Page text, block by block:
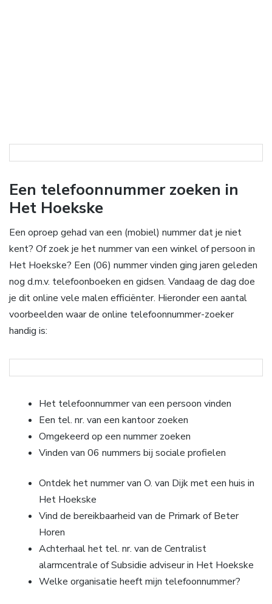
Een telefoonnummer zoeken in
Het Hoekske
Een oproep gehad van een (mobiel) nummer dat je niet
kent? Of zoek je het nummer van een winkel of persoon in
Het Hoekske? Een (06) nummer vinden ging jaren geleden
nog d.m.v. telefoonboeken en gidsen. Vandaag de dag doe
je dit online vele malen efficiënter. Hieronder een aantal
voorbeelden waar de online telefoonnummer-zoeker
handig is:
Het telefoonnummer van een persoon vinden
Een tel. nr. van een kantoor zoeken
Omgekeerd op een nummer zoeken
Vinden van 06 nummers bij sociale profielen
Ontdek het nummer van O. van Dijk met een huis in
Het Hoekske
Vind de bereikbaarheid van de Primark of Beter
Horen
Achterhaal het tel. nr. van de Centralist
alarmcentrale of Subsidie adviseur in Het Hoekske
Welke organisatie heeft mijn telefoonnummer?